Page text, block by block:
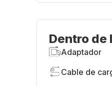
Dentro de
Adaptador
Cable de